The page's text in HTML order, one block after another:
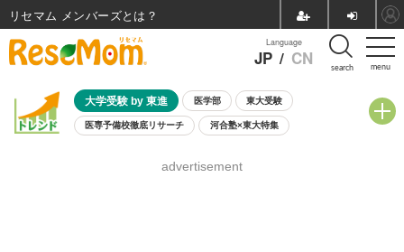
menu
Language
JP / CN search
大学受験 by 東進 医学部 東大受験
医専予備校徹底リサーチ 河合塾×東大特集
8月開催学校説明会・相談会
advertisement
リセマム メンバーズ